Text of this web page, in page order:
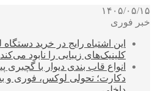
۱۴۰۵/۰۵/۱۵
خبر فوری
این اشتباه رایج در خرید
کلینیک‌های زیبایی را نابود
انواع قاب بندی دیوار با
دکارت؛ تحولی لوکس، فوری و